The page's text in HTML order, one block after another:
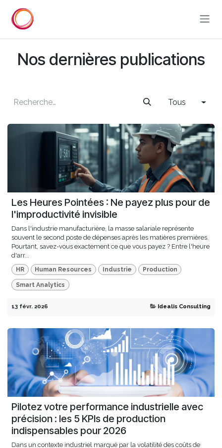
Nos dernières publications
Tous
Les Heures Pointées : Ne payez plus pour de
l'improductivité invisible
Dans l'industrie manufacturière, la masse salariale représente
souvent le second poste de dépenses après les matières premières.
Pourtant, savez-vous exactement ce que vous payez ? Entre l'heure
d'arr...
HR Human Resources Industrie Production
Smart Analytics
13 févr. 2026 Idealis Consulting
Pilotez votre performance industrielle avec
précision : les 5 KPIs de production
indispensables pour 2026
Dans un contexte industriel marqué par la volatilité des coûts de